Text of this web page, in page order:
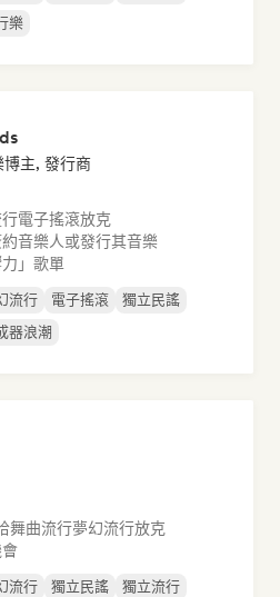
樂
博主, 發行商
電子搖滾放克
音樂人或發行其音樂
」歌單
流行 電子搖滾
獨立民謠
器浪潮
舞曲流行夢幻流行放克
流行 獨立民謠
獨立流行